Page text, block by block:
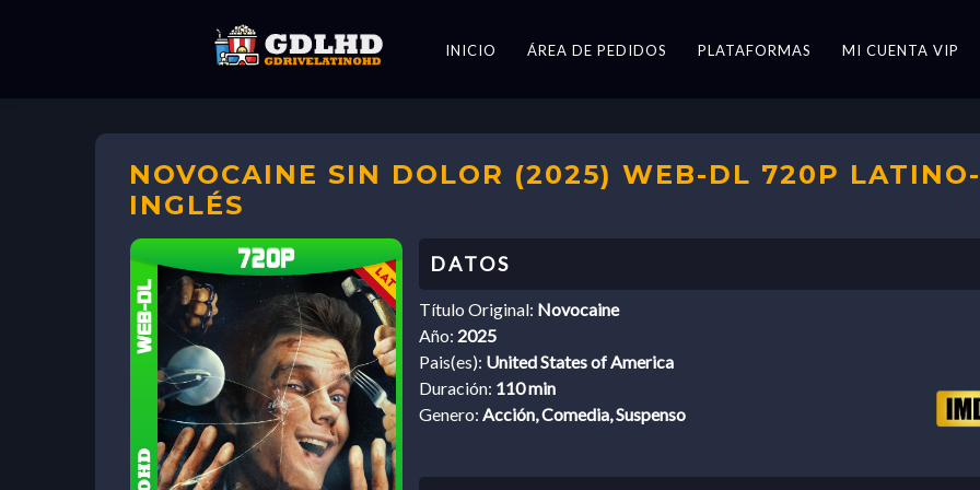
INICIO ÁREA DE PEDIDOS PLATAFORMAS MI CUENTA VIP
NOVOCAINE SIN DOLOR (2025) WEB-DL 720P LATINO-
INGLÉS
Título Original: Novocaine
Año: 2025
Pais(es): United States of America
Duración: 110 min
Genero: Acción, Comedia, Suspenso